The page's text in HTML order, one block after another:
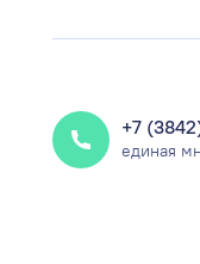
+7
единая